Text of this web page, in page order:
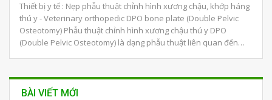
Thiết bị y tế : Nẹp phẫu thuật chỉnh hình xương chậu, khớp háng
thú y - Veterinary orthopedic DPO bone plate (Double Pelvic
Osteotomy) Phẫu thuật chỉnh hình xương chậu thú y DPO
(Double Pelvic Osteotomy) là dạng phẫu thuật liên quan đến…
BÀI VIẾT MỚI